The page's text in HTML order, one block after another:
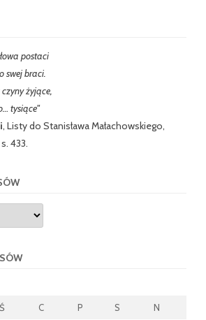
postaci
swej braci.
żyjące,
tysiące"
, Listy do Stanisława Małachowskiego,
433.
Ś C P S
N